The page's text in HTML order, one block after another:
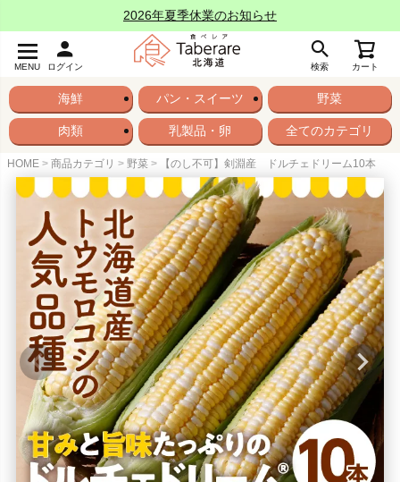
2026年夏季休業のお知らせ
MENU ログイン 検索 カート
海鮮 パン・スイーツ 野菜
肉類 乳製品・卵 全てのカテゴリ
HOME 商品カテゴリ 野菜 【のし不可】剣淵産 ドルチェドリーム10本